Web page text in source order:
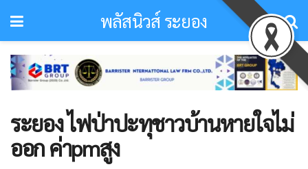
พลัสนิวส์ ระยอง
ระยอง ไฟป่าปะทุชาวบ้านหายใจไม่
ออก ค่าpmสูง